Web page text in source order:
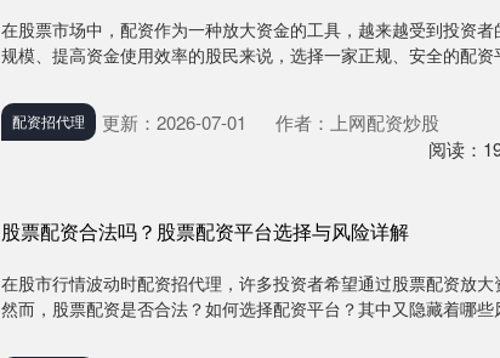
在股票市场中，配资作为一种放大资金的工具，越来越受到投资
规模、提高资金使用效率的股民来说，选择一家正规、安全的配
配资招代理 更新：2026-07-01
作者：上网配资炒股
阅读：
股票配资合法吗？股票配资平台选择与风险详解
在股市行情波动时配资招代理，许多投资者希望通过股票配资放大
然而，股票配资是否合法？如何选择配资平台？其中又隐藏着哪